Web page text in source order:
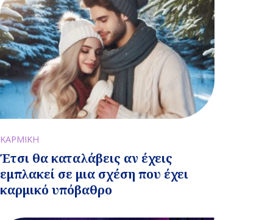
ΚΑΡΜΙΚΗ
Έτσι θα καταλάβεις αν έχεις
εμπλακεί σε μια σχέση που έχει
καρμικό υπόβαθρο